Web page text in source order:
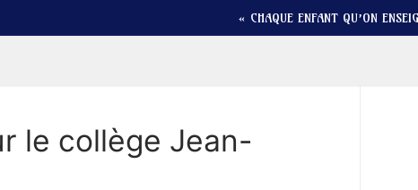
« CHAQUE ENFANT QU’ON
le collège Jean-